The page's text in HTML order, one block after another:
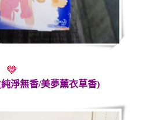
淨無香/美夢薰衣草香)